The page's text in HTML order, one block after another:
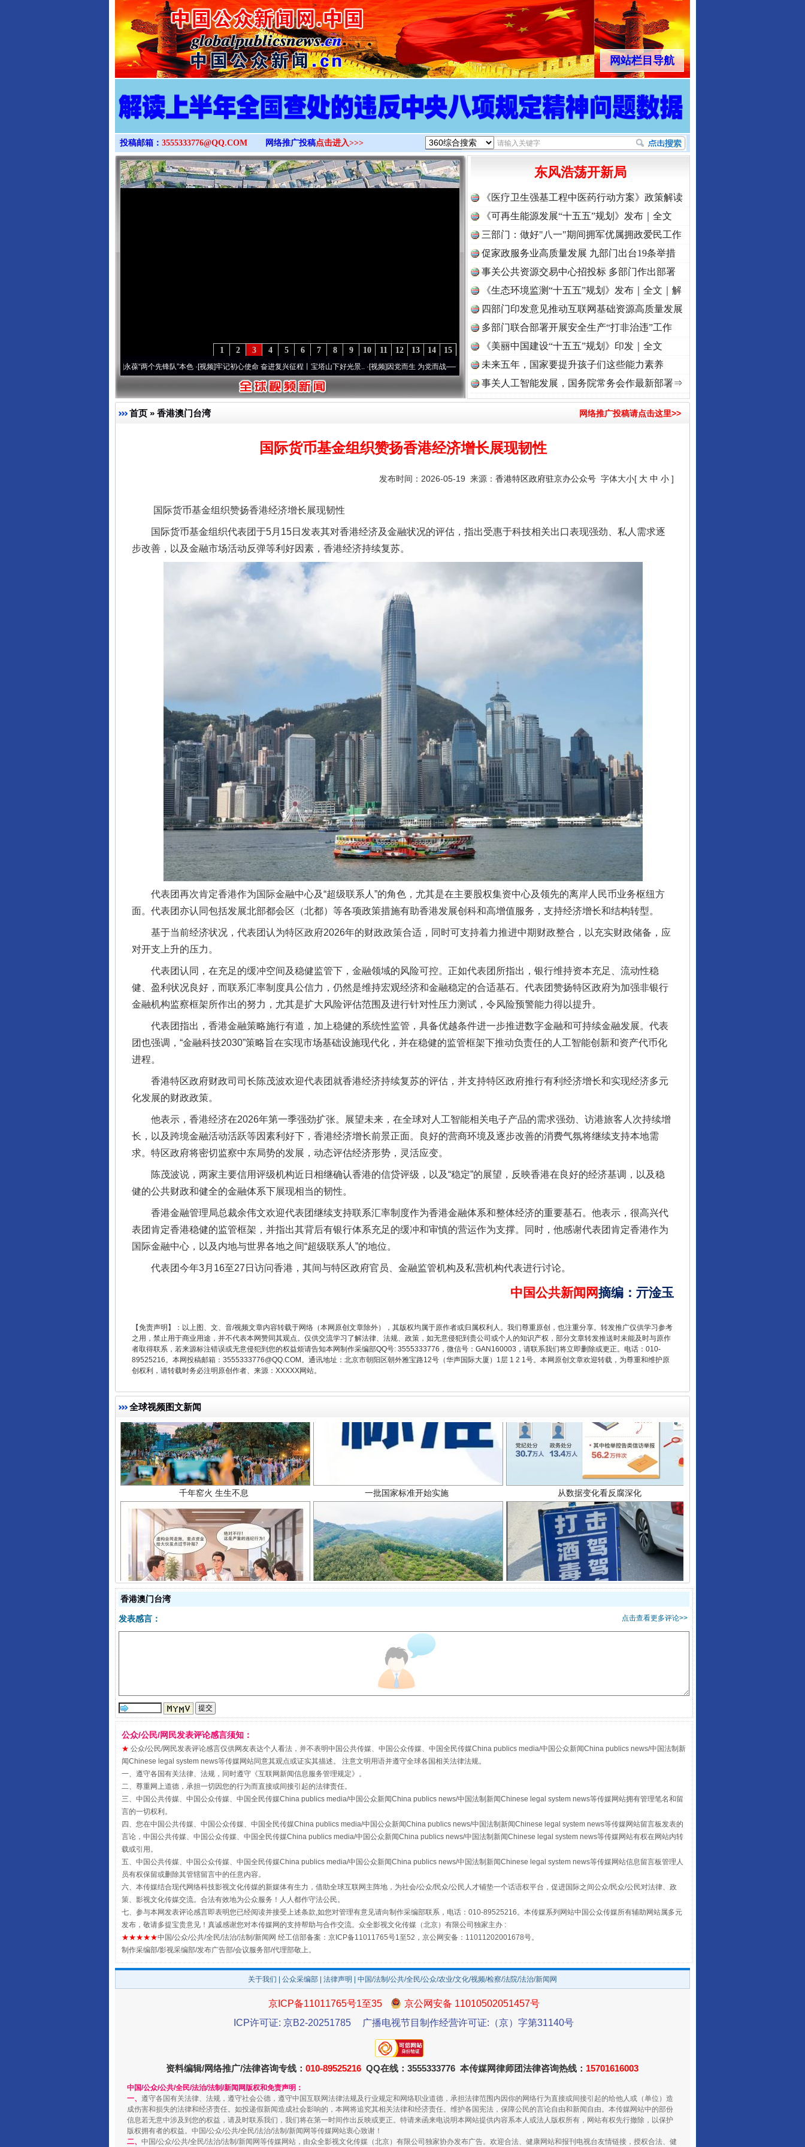
>
网站栏目导航
投稿邮箱： 3555333776@QQ.COM 网络推广投稿点击进入>>>
15
14
13
12
11
10
9
8
7
6
5
4
3
2
1
永葆“两个先锋队”本色·[视频]牢记初心使命 奋进复兴征程丨宝塔山下好光景..·[视频]因党而生 为党而战——百年“纪”事⑧加强纪律..·[视频]牢记初心使命 奋进复兴征程丨“转折之城”激荡..
东风浩荡开新局
《医疗卫生强基工程中医药行动方案》政策解读
《可再生能源发展“十五五”规划》发布｜全文
三部门：做好"八一"期间拥军优属拥政爱民工作
促家政服务业高质量发展 九部门出台19条举措
事关公共资源交易中心招投标 多部门作出部署
《生态环境监测“十五五”规划》发布｜全文｜解
读
四部门印发意见推动互联网基础资源高质量发展
多部门联合部署开展安全生产“打非治违”工作
《美丽中国建设“十五五”规划》印发｜全文
未来五年，国家要提升孩子们这些能力素养
事关人工智能发展，国务院常务会作最新部署⇒
首页 » 香港澳门台湾 网络推广投稿请点击这里>>
国际货币基金组织赞扬香港经济增长展现韧性
发布时间：2026-05-19 来源： 香港特区政府驻京办公众号 字体大小[ 大 中 小 ]
国际货币基金组织赞扬香港经济增长展现韧性
国际货币基金组织代表团于5月15日发表其对香港经济及金融状况的评估，指出受惠于科技相关出口表现强劲、私人需求逐
步改善，以及金融市场活动反弹等利好因素，香港经济持续复苏。
代表团再次肯定香港作为国际金融中心及“超级联系人”的角色，尤其是在主要股权集资中心及领先的离岸人民币业务枢纽方
面。代表团亦认同包括发展北部都会区（北都）等各项政策措施有助香港发展创科和高增值服务，支持经济增长和结构转型。
基于当前经济状况，代表团认为特区政府2026年的财政政策合适，同时可支持着力推进中期财政整合，以充实财政储备，应
对开支上升的压力。
代表团认同，在充足的缓冲空间及稳健监管下，金融领域的风险可控。正如代表团所指出，银行维持资本充足、流动性稳
健、盈利状况良好，而联系汇率制度具公信力，仍然是维持宏观经济和金融稳定的合适基石。代表团赞扬特区政府为加强非银行
金融机构监察框架所作出的努力，尤其是扩大风险评估范围及进行针对性压力测试，令风险预警能力得以提升。
代表团指出，香港金融策略施行有道，加上稳健的系统性监管，具备优越条件进一步推进数字金融和可持续金融发展。代表
团也强调，“金融科技2030”策略旨在实现市场基础设施现代化，并在稳健的监管框架下推动负责任的人工智能创新和资产代币化
进程。
香港特区政府财政司司长陈茂波欢迎代表团就香港经济持续复苏的评估，并支持特区政府推行有利经济增长和实现经济多元
化发展的财政政策。
他表示，香港经济在2026年第一季强劲扩张。展望未来，在全球对人工智能相关电子产品的需求强劲、访港旅客人次持续增
长，以及跨境金融活动活跃等因素利好下，香港经济增长前景正面。良好的营商环境及逐步改善的消费气氛将继续支持本地需
求。特区政府将密切监察中东局势的发展，动态评估经济形势，灵活应变。
陈茂波说，两家主要信用评级机构近日相继确认香港的信贷评级，以及“稳定”的展望，反映香港在良好的经济基调，以及稳
健的公共财政和健全的金融体系下展现相当的韧性。
香港金融管理局总裁余伟文欢迎代表团继续支持联系汇率制度作为香港金融体系和整体经济的重要基石。他表示，很高兴代
表团肯定香港稳健的监管框架，并指出其背后有银行体系充足的缓冲和审慎的营运作为支撑。同时，他感谢代表团肯定香港作为
国际金融中心，以及内地与世界各地之间“超级联系人”的地位。
代表团今年3月16至27日访问香港，其间与特区政府官员、金融监管机构及私营机构代表进行讨论。
中国公共新闻网摘编 ： 亓淦玉
【免责声明】：以上图、文、音/视频文章内容转载于网络（本网原创文章除外），其版权均属于原作者或归属权利人。我们尊重原创，也注重分享。转发推广仅供学习参考
之用，禁止用于商业用途，并不代表本网赞同其观点。仅供交流学习了解法律、法规、政策，如无意侵犯到贵公司或个人的知识产权，部分文章转发推送时未能及时与原作
者取得联系，若来源标注错误或无意侵犯到您的权益烦请告知本网制作采编部QQ号: 3555333776，微信号：GAN160003，请联系我们将立即删除或更正。电话：010-
89525216。本网投稿邮箱：3555333776@QQ.COM。通讯地址：北京市朝阳区朝外雅宝路12号（华声国际大厦）1层 1 2 1号。本网原创文章欢迎转载，为尊重和维护原
创权利，请转载时务必注明原创作者、来源：XXXXX网站。
全球视频图文新闻
完善运行机制助力责任有效落实
揭开“小金库”的免责幌子 以产业富民促振兴 酒驾未被当场查获能处罚吗
受贿1.44亿！段成刚被判无期
全民健身五年计划来了！等你上场
规模最大的光氢储一体化项目
香港澳门台湾
点击查看更多评论>>
发表感言：
公众/公民/网民发表评论感言须知：
★ 公众/公民/网民发表评论感言仅供网友表达个人看法，并不表明中国公共传媒、中国公众传媒、中国全民传媒China publics media/中国公众新闻China publics news/中国法制新
闻Chinese legal system news等传媒网站同意其观点或证实其描述。 注意文明用语并遵守全球各国相关法律法规。
一、遵守各国有关法律、法规，同时遵守《互联网新闻信息服务管理规定》。
二、尊重网上道德，承担一切因您的行为而直接或间接引起的法律责任。
三、中国公共传媒、中国公众传媒、中国全民传媒China publics media/中国公众新闻China publics news/中国法制新闻Chinese legal system news等传媒网站拥有管理笔名和留
言的一切权利。
四、您在中国公共传媒、中国公众传媒、中国全民传媒China publics media/中国公众新闻China publics news/中国法制新闻Chinese legal system news等传媒网站留言板发表的
言论，中国公共传媒、中国公众传媒、中国全民传媒China publics media/中国公众新闻China publics news/中国法制新闻Chinese legal system news等传媒网站有权在网站内转
载或引用。
五、中国公共传媒、中国公众传媒、中国全民传媒China publics media/中国公众新闻China publics news/中国法制新闻Chinese legal system news等传媒网站信息留言板管理人
员有权保留或删除其管辖留言中的任意内容。
六、本传媒结合现代网络科技影视文化传媒的新媒体有生力，借助全球互联网主阵地，为社会/公众/民众/公民人才铺垫一个话语权平台，促进国际之间公众/民众/公民对法律、政
策、影视文化传媒交流。合法有效地为公众服务！人人都作守法公民。
七、参与本网发表评论感言即表明您已经阅读并接受上述条款,如您对管理有意见请向制作采编部联系，电话：010-89525216。本传媒系列网站中国公众传媒所有辅助网站属多元
发布，敬请多提宝贵意见！真诚感谢您对本传媒网的支持帮助与合作交流。众全影视文化传媒（北京）有限公司独家主办 :
★★★★★中国/公众/公共/全民/法治/法制/新闻网 经工信部备案：京ICP备11011765号1至52，京公网安备：11011202001678号。
制作采编部/影视采编部/发布广告部/会议服务部/代理部敬上。
关于我们 公众采编部 法律声明 | 中国/法制/公共/全民/公众/农业/文化/视频/检察/法院/法治/新闻网
京ICP备11011765号1至35
京公网安备 11010502051457号
ICP许可证: 京B2-20251785
广播电视节目制作经营许可证:（京）字第31140号
资料编辑/网络推广/法律咨询专线： 010-89525216 QQ在线：3555333776 本传媒网律师团法律咨询热线： 15701616003
中国/公众/公共/全民/法治/法制/新闻网版权和免责声明：
一、 遵守各国有关法律、法规，遵守社会公德，遵守中国互联网法律法规及行业规定和网络职业道德，承担法律范围内因你的网络行为直接或间接引起的给他人或（单位）造
成伤害和损失的法律和经济责任。如投递假新闻造成社会影响的，本网将追究其相关法律和经济责任。维护各国宪法，保障公民的言论自由和新闻自由。本传媒网站中的部份
信息若无意中涉及到您的权益，请及时联系我们，我们将在第一时间作出反映或更正。特请来函来电说明本网站提供内容系本人或法人版权所有，网站有权先行撤除，以保护
版权拥有者的权益。中国/公众/公共/全民/法治/法制/新闻网等传媒网站衷心致谢！
二、 中国/公众/公共/全民/法治/法制/新闻网等传媒网站，由众全影视文化传媒（北京）有限公司独家协办发布广告。欢迎合法、健康网站和报刊电视台友情链接，授权合法、健